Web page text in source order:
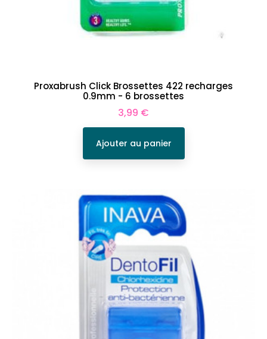
Proxabrush Click Brossettes 422 recharges
0.9mm - 6 brossettes
Prix
3,99 €
Ajouter au panier